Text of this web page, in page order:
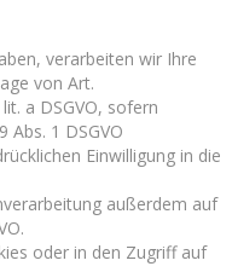
verarbeiten wir Ihre
von Art.
a DSGVO, sofern
Abs. 1 DSGVO
Einwilligung in die
außerdem auf
oder in den Zugriff auf